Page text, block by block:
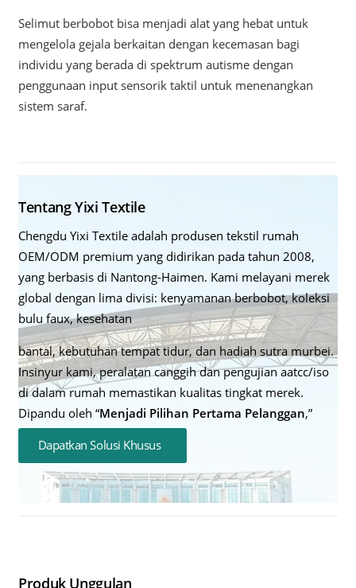
Selimut berbobot bisa menjadi alat yang hebat untuk
mengelola gejala berkaitan dengan kecemasan bagi
individu yang berada di spektrum autisme dengan
penggunaan input sensorik taktil untuk menenangkan
sistem saraf.
Tentang Yixi Textile
Chengdu Yixi Textile adalah produsen tekstil rumah
OEM/ODM premium yang didirikan pada tahun 2008,
yang berbasis di Nantong-Haimen. Kami melayani merek
global dengan lima divisi: kenyamanan berbobot, koleksi
bulu faux, kesehatan
bantal, kebutuhan tempat tidur, dan hadiah sutra murbei.
Insinyur kami, peralatan canggih dan pengujian aatcc/iso
di dalam rumah memastikan kualitas tingkat merek.
Dipandu oleh “Menjadi Pilihan Pertama Pelanggan,”
Dapatkan Solusi Khusus
Produk Unggulan